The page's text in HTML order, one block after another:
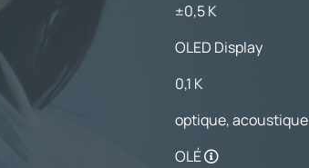
±0,5 K
OLED Display
0,1 K
optique, acoustique
OLÉ